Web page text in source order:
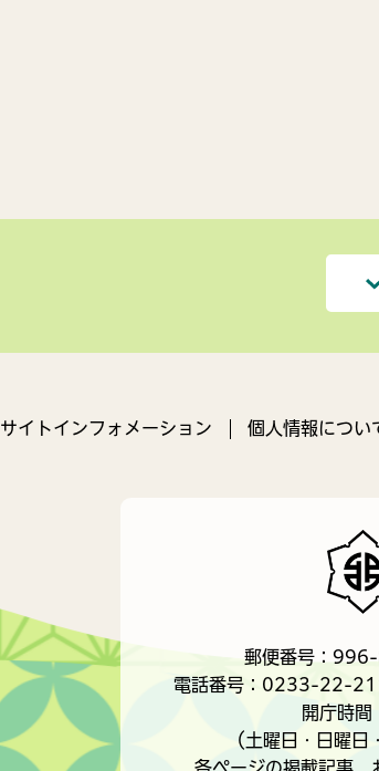
サイトインフォメーション 個人情報につい
郵便番号：
電話番号：0233-22-
開庁時
（土曜日・日曜